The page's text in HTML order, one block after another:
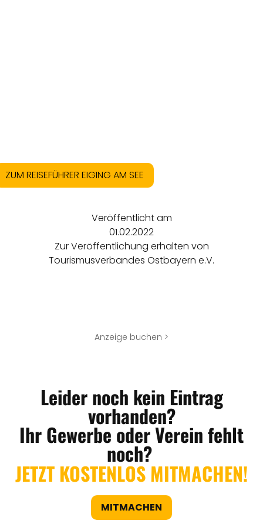
ZUM REISEFÜHRER EIGING AM SEE
Veröffentlicht am
01.02.2022
Zur Veröffentlichung erhalten von
Tourismusverbandes Ostbayern e.V.
Anzeige buchen >
Leider noch kein Eintrag
vorhanden?
Ihr Gewerbe oder Verein fehlt
noch?
JETZT KOSTENLOS MITMACHEN!
MITMACHEN